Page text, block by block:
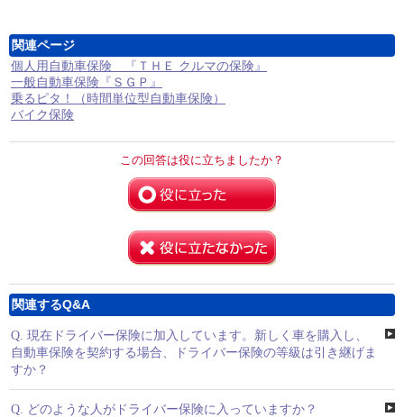
関連ページ
個人用自動車保険 『ＴＨＥ クルマの保険』
一般自動車保険『ＳＧＰ』
乗るピタ！（時間単位型自動車保険）
バイク保険
この回答は役に立ちましたか？
関連するQ&A
Q. 現在ドライバー保険に加入しています。新しく車を購入し、
自動車保険を契約する場合、ドライバー保険の等級は引き継げま
すか？
Q. どのような人がドライバー保険に入っていますか？